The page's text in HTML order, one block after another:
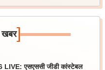
खबर]
एसएससी जीडी कांस्टेबल